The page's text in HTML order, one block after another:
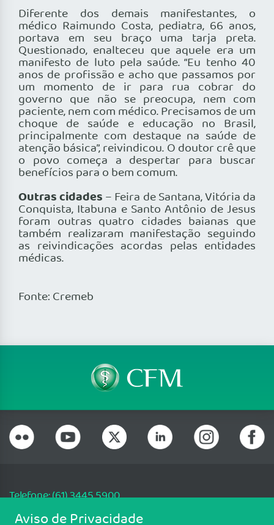
Diferente dos demais manifestantes, o
médico Raimundo Costa, pediatra, 66 anos,
portava em seu braço uma tarja preta.
Questionado, enalteceu que aquele era um
manifesto de luto pela saúde. “Eu tenho 40
anos de profissão e acho que passamos por
um momento de ir para rua cobrar do
governo que não se preocupa, nem com
paciente, nem com médico. Precisamos de um
choque de saúde e educação no Brasil,
principalmente com destaque na saúde de
atenção básica”, reivindicou. O doutor crê que
o povo começa a despertar para buscar
benefícios para o bem comum.
Outras cidades – Feira de Santana, Vitória da
Conquista, Itabuna e Santo Antônio de Jesus
foram outras quatro cidades baianas que
também realizaram manifestação seguindo
as reivindicações acordas pelas entidades
médicas.
Fonte: Cremeb
Telefone: (61) 3445 5900
Email: cfm@portalmedico.org.br
Aviso de Privacidade